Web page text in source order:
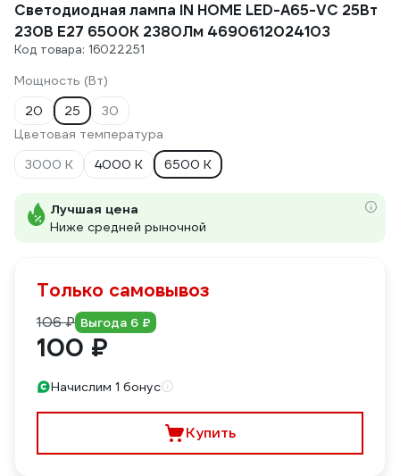
Светодиодная лампа IN HOME LED-A65-VC 25Вт
230В Е27 6500К 2380Лм 4690612024103
Код товара: 16022251
Мощность (Вт)
20
25
30
Цветовая температура
3000 К
4000 К 6500 К
Лучшая цена
Ниже средней рыночной
Только самовывоз
106 ₽ Выгода 6 ₽
100 ₽
Начислим 1 бонус
Купить